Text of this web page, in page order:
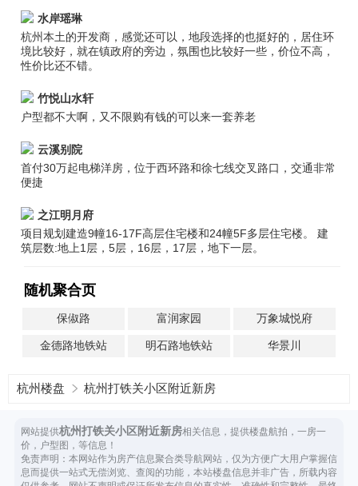
水岸瑶琳
杭州本土的开发商，感觉还可以，地段选择的也挺好的，居住环
境比较好，就在镇政府的旁边，氛围也比较好一些，价位不高，
性价比还不错。
竹悦山水轩
户型都不大啊，又不限购有钱的可以来一套养老
云溪别院
首付30万起电梯洋房，位于西环路和徐七线交叉路口，交通非常
便捷
之江明月府
项目规划建造9幢16-17F高层住宅楼和24幢5F多层住宅楼。 建
筑层数:地上1层，5层，16层，17层，地下一层。
随机聚合页
保俶路 富润家园 万象城悦府
金德路地铁站 明石路地铁站 华景川
杭州楼盘 杭州打铁关小区附近新房
网站提供杭州打铁关小区附近新房相关信息，提供楼盘航拍，一房一
价，户型图，等信息！
免责声明：本网站作为房产信息聚合类导航网站，仅为方便广大用户掌握信
息而提供一站式无偿浏览、查阅的功能，本站楼盘信息并非广告，所载内容